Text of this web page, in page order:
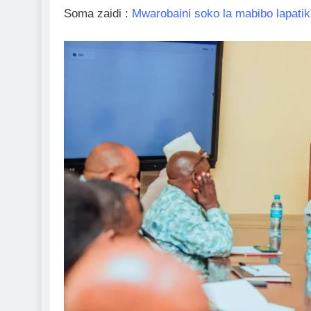
Soma zaidi : Mwarobaini soko la mabibo